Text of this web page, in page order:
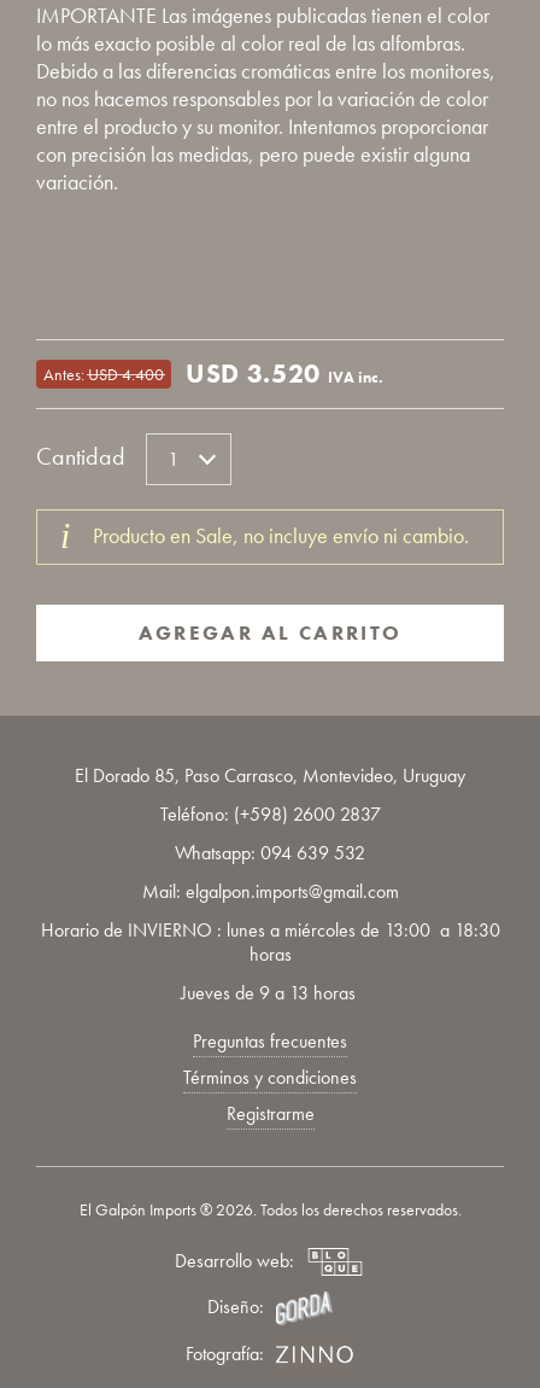
IMPORTANTE Las imágenes publicadas tienen el color
lo más exacto posible al color real de las alfombras.
Debido a las diferencias cromáticas entre los monitores,
no nos hacemos responsables por la variación de color
entre el producto y su monitor. Intentamos proporcionar
con precisión las medidas, pero puede existir alguna
variación.
Antes:USD4.400 USD 3.520 IVA inc.
Cantidad
Producto en Sale, no incluye envío ni cambio.
AGREGAR AL CARRITO
El Dorado 85, Paso Carrasco, Montevideo, Uruguay
Teléfono: (+598) 2600 2837
Whatsapp: 094 639 532
Mail: elgalpon.imports@gmail.com
Horario de INVIERNO : lunes a miércoles de 13:00 a 18:30
horas
Jueves de 9 a 13 horas
Preguntas frecuentes
Términos y condiciones
Registrarme
El Galpón Imports ® 2026. Todos los derechos reservados.
Desarrollo web:
Diseño:
Fotografía: